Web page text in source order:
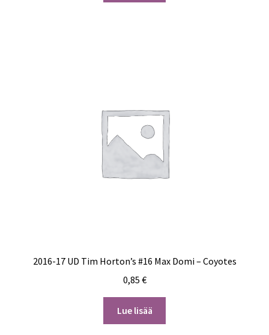
2016-17 UD Tim Horton’s #16 Max Domi – Coyotes
0,85 €
Lue lisää